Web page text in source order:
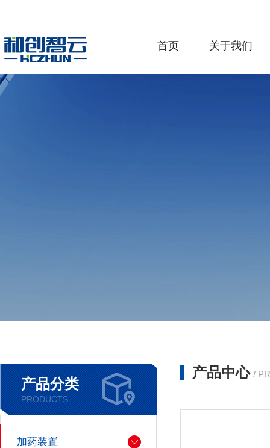
首页 关于我们
产品分类
PRODUCTS
加药装置
产品中心 /